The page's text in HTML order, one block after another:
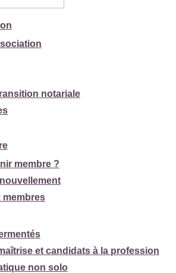
notariale
membre ?
membres
et candidats à la profession
non solo